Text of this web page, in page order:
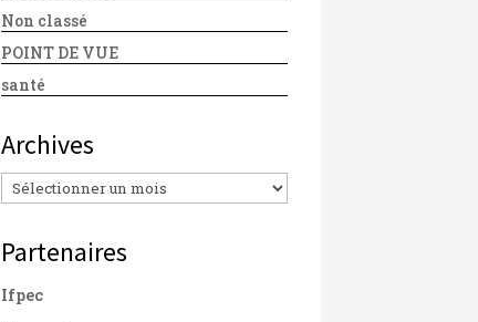
Non classé
POINT DE VUE
santé
Archives
Archives
Partenaires
Ifpec